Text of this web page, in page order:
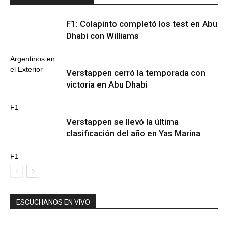
Argentinos en
el Exterior
F1: Colapinto completó los test en Abu
Dhabi con Williams
F1
Verstappen cerró la temporada con
victoria en Abu Dhabi
F1
Verstappen se llevó la última
clasificación del año en Yas Marina
ESCUCHANOS EN VIVO